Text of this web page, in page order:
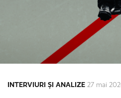
INTERVIURI ȘI ANALIZE 27 mai